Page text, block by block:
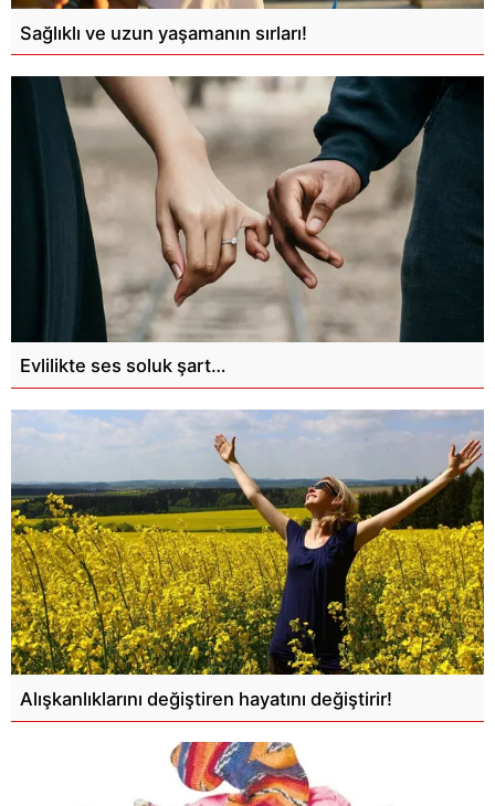
Sağlıklı ve uzun yaşamanın sırları!
Evlilikte ses soluk şart…
Alışkanlıklarını değiştiren hayatını değiştirir!